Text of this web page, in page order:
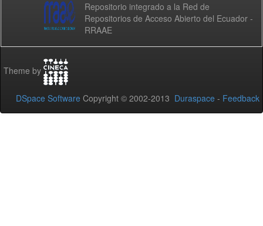
Repositorio integrado a la Red de
Repositorios de Acceso Abierto del Ecuador -
RRAAE
Theme by
DSpace Software Copyright © 2002-2013 Duraspace - Feedback